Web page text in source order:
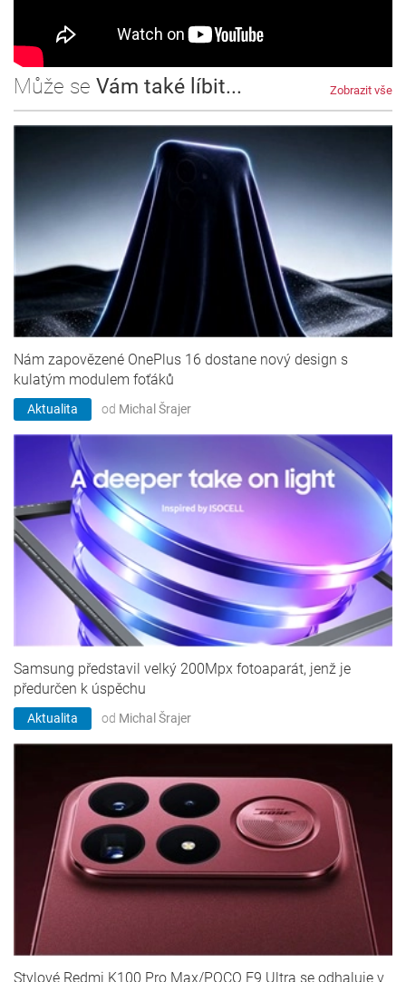
Může se Vám také líbit... Zobrazit vše
Nám zapovězené OnePlus 16 dostane nový design s
kulatým modulem foťáků
Aktualita od Michal Šrajer
Samsung představil velký 200Mpx fotoaparát, jenž je
předurčen k úspěchu
Aktualita od Michal Šrajer
Stylové Redmi K100 Pro Max/POCO F9 Ultra se odhaluje v